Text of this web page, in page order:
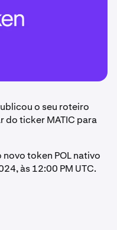
o seu roteiro
do ticker MATIC para
token POL nativo
às 12:00 PM UTC.